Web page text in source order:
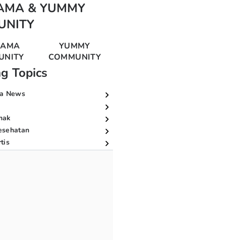
& YUMMY
YUMMY
COMMUNITY
Topics
News